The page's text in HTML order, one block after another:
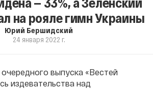
на рояле гимн Украины
Юрий Бершидский
24 января 2022 г.
выпуска «Вестей
издевательства над